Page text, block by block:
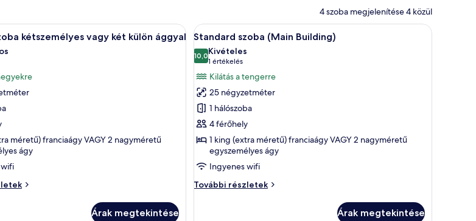
4 szoba megjelenítése 4 közül
ingyenes italokkal és széf a szobában
Egy modern szállodai szoba, amelyben egy nagy ágy, éjjeliszekrények, íróasztal és tükör található.
kétszemélyes vagy két külön ággyal
méretű) franciaágy VAGY 2 nagyméretű
ágy
Árak megtekintése
A
következő
szoba
összes
képének
megtekintése:
Standard
szoba
(Main
Building)
Standard szoba (Main Building) | Minibár
5
Standard szoba (Main Building)
10,010-ből 10,0
Kivételes
1 értékelés
(1
értékelés)
Kilátás a tengerre
25 négyzetméter
1 hálószoba
4 férőhely
1 king (extra méretű) franciaágy VAGY 2 nagyméretű
egyszemélyes ágy
Ingyenes wifi
További részletek
Standard
Árak megtekintése